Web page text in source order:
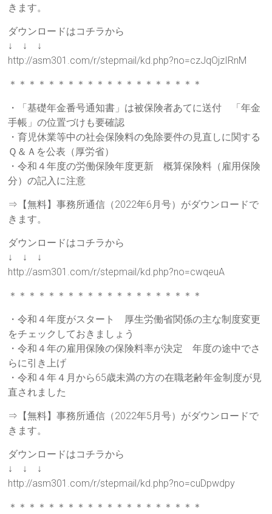
きます。
ダウンロードはコチラから
↓ ↓ ↓
http://asm301.com/r/stepmail/kd.php?no=czJqOjzIRnM
＊＊＊＊＊＊＊＊＊＊＊＊＊＊＊＊＊＊＊＊
・「基礎年金番号通知書」は被保険者あてに送付 「年金
手帳」の位置づけも要確認
・育児休業等中の社会保険料の免除要件の見直しに関する
Ｑ＆Ａを公表（厚労省）
・令和４年度の労働保険年度更新 概算保険料（雇用保険
分）の記入に注意
⇒【無料】事務所通信（2022年6月号）がダウンロードで
きます。
ダウンロードはコチラから
↓ ↓ ↓
http://asm301.com/r/stepmail/kd.php?no=cwqeuA
＊＊＊＊＊＊＊＊＊＊＊＊＊＊＊＊＊＊＊＊
・令和４年度がスタート 厚生労働省関係の主な制度変更
をチェックしておきましょう
・令和４年の雇用保険の保険料率が決定 年度の途中でさ
らに引き上げ
・令和４年４月から65歳未満の方の在職老齢年金制度が見
直されました
⇒【無料】事務所通信（2022年5月号）がダウンロードで
きます。
ダウンロードはコチラから
↓ ↓ ↓
http://asm301.com/r/stepmail/kd.php?no=cuDpwdpy
＊＊＊＊＊＊＊＊＊＊＊＊＊＊＊＊＊＊＊＊